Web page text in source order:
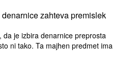
zahteva premislek
da je izbira denarnice preprosta
ni tako. Ta majhen predmet ima